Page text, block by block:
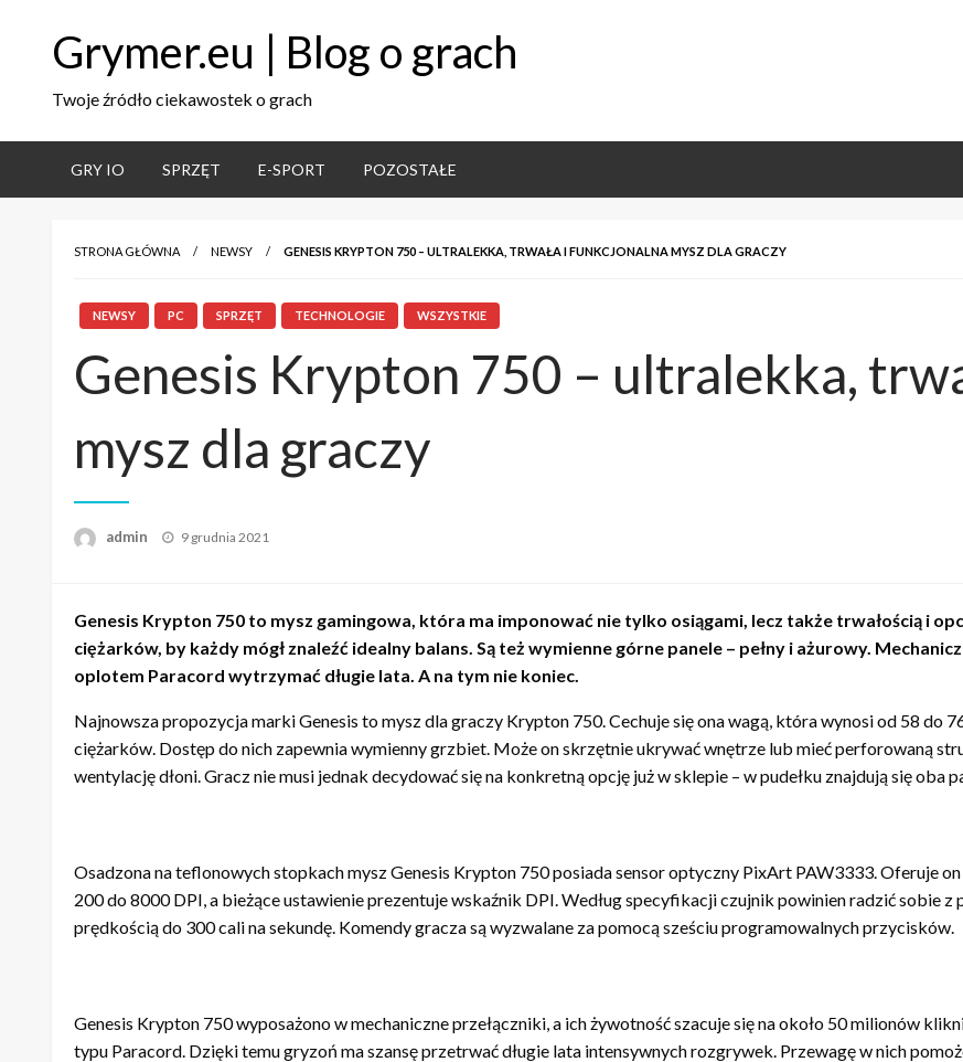
Grymer.eu | Blog o grach
Twoje źródło ciekawostek o grach
GRY IO SPRZĘT E-SPORT POZOSTAŁE
STRONA GŁÓWNA NEWSY GENESIS KRYPTON 750 – ULTRALEKKA, TRWAŁA I FUNKCJONALNA MYSZ DLA GRACZY
NEWSY PC SPRZĘT TECHNOLOGIE WSZYSTKIE
Genesis Krypton 750 – ultralekka,
mysz dla graczy
admin Napisano
9 grudnia 2021
Genesis Krypton 750 to mysz gamingowa, która ma imponować nie tylko osiągami, lecz także trwałością i
ciężarków, by każdy mógł znaleźć idealny balans. Są też wymienne górne panele – pełny i ażurowy.
oplotem Paracord wytrzymać długie lata. A na tym nie koniec.
Najnowsza propozycja marki Genesis to mysz dla graczy Krypton 750. Cechuje się ona wagą, która wynosi od 58 do
ciężarków. Dostęp do nich zapewnia wymienny grzbiet. Może on skrzętnie ukrywać wnętrze lub mieć perforowaną
wentylację dłoni. Gracz nie musi jednak decydować się na konkretną opcję już w sklepie – w pudełku znajdują się oba
Osadzona na teflonowych stopkach mysz Genesis Krypton 750 posiada sensor optyczny PixArt PAW3333. Oferuje
200 do 8000 DPI, a bieżące ustawienie prezentuje wskaźnik DPI. Według specyfikacji czujnik powinien radzić sobie z
prędkością do 300 cali na sekundę. Komendy gracza są wyzwalane za pomocą sześciu programowalnych przycisków.
Genesis Krypton 750 wyposażono w mechaniczne przełączniki, a ich żywotność szacuje się na około 50 milionów
typu Paracord. Dzięki temu gryzoń ma szansę przetrwać długie lata intensywnych rozgrywek. Przewagę w nich